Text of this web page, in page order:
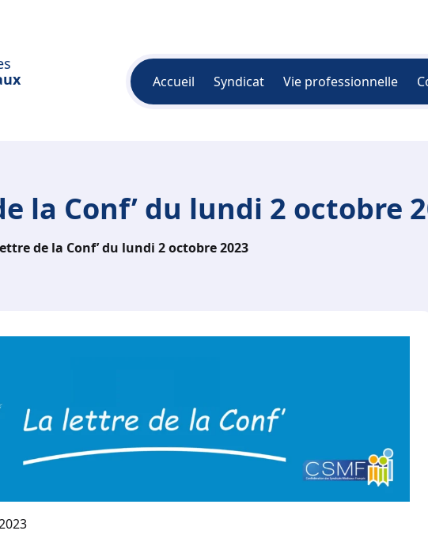
Accueil Syndicat Vie professionnelle
la Conf’ du lundi 2 octobre
de la Conf’ du lundi 2 octobre 2023